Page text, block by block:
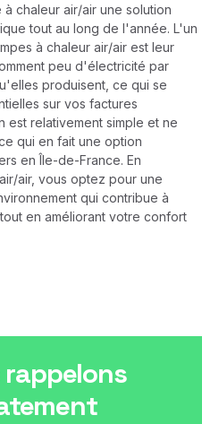
chaleur air/air une solution
tout au long de l'année. L'un
à chaleur air/air est leur
peu d'électricité par
produisent, ce qui se
sur vos factures
est relativement simple et ne
qui en fait une option
en Île-de-France. En
air, vous optez pour une
qui contribue à
en améliorant votre confort
rappelons